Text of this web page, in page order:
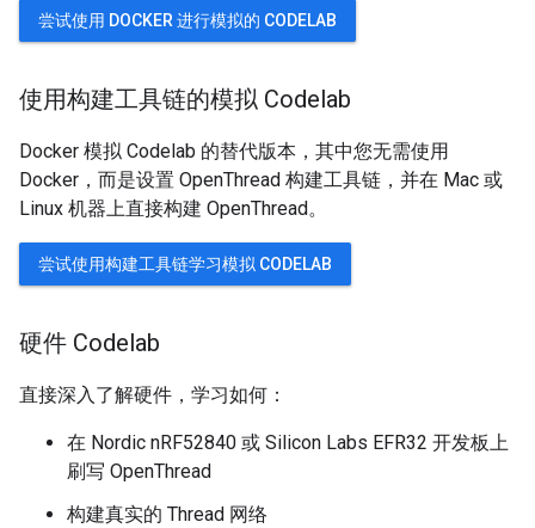
尝试使用 DOCKER 进行模拟的 CODELAB
使用构建工具链的模拟 Codelab
Docker 模拟 Codelab 的替代版本，其中您无需使用
Docker，而是设置 OpenThread 构建工具链，并在 Mac 或
Linux 机器上直接构建 OpenThread。
尝试使用构建工具链学习模拟 CODELAB
硬件 Codelab
直接深入了解硬件，学习如何：
在 Nordic nRF52840 或 Silicon Labs EFR32 开发板上
刷写 OpenThread
构建真实的 Thread 网络